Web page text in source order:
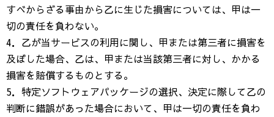
すべからざる事由から乙に生じた損害については、甲は一
切の責任を負わない。
4．乙が当サービスの利用に関し、甲または第三者に損害を
及ぼした場合、乙は、甲または当該第三者に対し、かかる
損害を賠償するものとする。
5．特定ソフトウェアパッケージの選択、決定に際して乙の
判断に錯誤があった場合において、甲は一切の責任を負わ